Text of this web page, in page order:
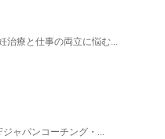
治療と仕事の両立に悩む...
ジャパンコーチング・...